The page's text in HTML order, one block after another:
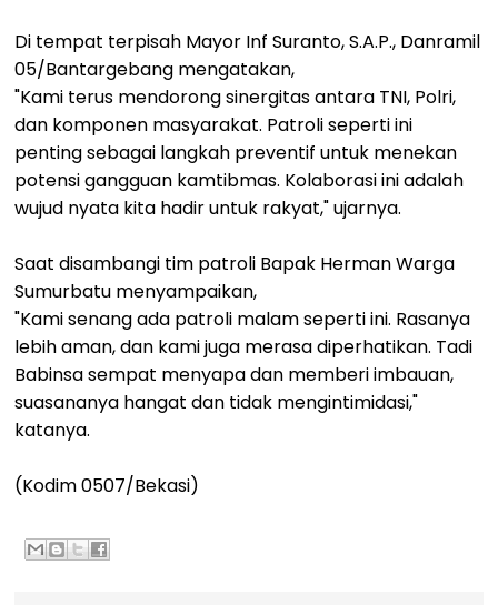
Di tempat terpisah Mayor Inf Suranto, S.A.P., Danramil
05/Bantargebang mengatakan,
"Kami terus mendorong sinergitas antara TNI, Polri,
dan komponen masyarakat. Patroli seperti ini
penting sebagai langkah preventif untuk menekan
potensi gangguan kamtibmas. Kolaborasi ini adalah
wujud nyata kita hadir untuk rakyat," ujarnya.
Saat disambangi tim patroli Bapak Herman Warga
Sumurbatu menyampaikan,
"Kami senang ada patroli malam seperti ini. Rasanya
lebih aman, dan kami juga merasa diperhatikan. Tadi
Babinsa sempat menyapa dan memberi imbauan,
suasananya hangat dan tidak mengintimidasi,"
katanya.
(Kodim 0507/Bekasi)